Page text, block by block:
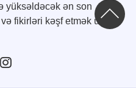
yüksəldəcək ən son
fikirləri kəşf etmək üçün